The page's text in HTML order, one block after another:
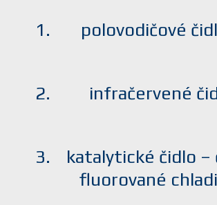
polovodičové
infračervené
katalytické čidlo
fluorované